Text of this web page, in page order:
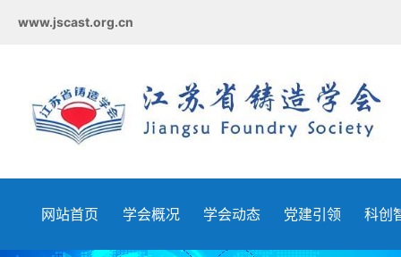
www.jscast.org.cn
网站首页 学会概况 学会动态 党建引领 科创